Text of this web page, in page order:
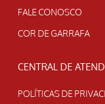
FALE CONOSCO
COR DE GARRAFA
CENTRAL DE
POLÍTICAS DE